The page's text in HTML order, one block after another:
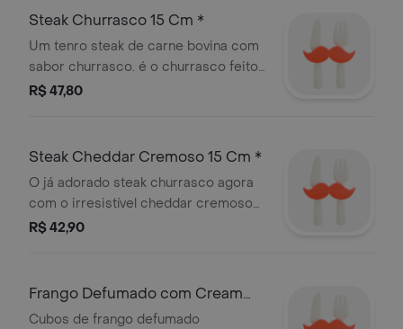
Steak Churrasco 15 Cm *
Um tenro steak de carne bovina com
sabor churrasco. é o churrasco feito
do jeito que você sempre quis.
R$ 47,80
Steak Cheddar Cremoso 15 Cm *
O já adorado steak churrasco agora
com o irresistível cheddar cremoso
para mandar bem de verdade.
R$ 42,90
Frango Defumado com Cream
Cheese 15 Cm *
Cubos de frango defumado